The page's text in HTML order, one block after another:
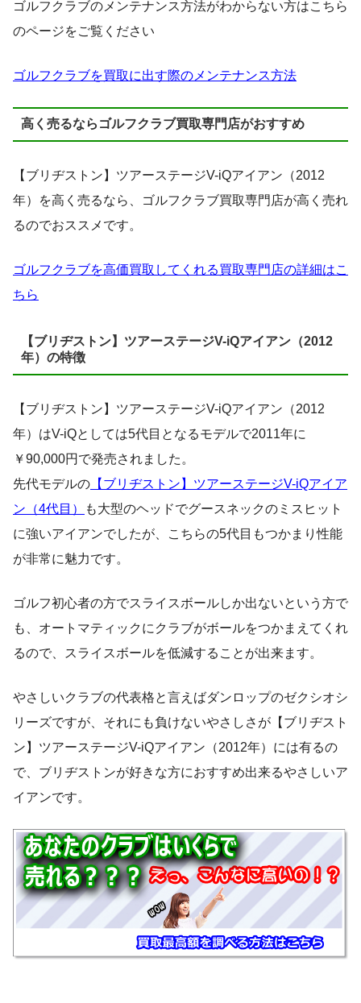
ゴルフクラブのメンテナンス方法がわからない方はこちら
のページをご覧ください
ゴルフクラブを買取に出す際のメンテナンス方法
高く売るならゴルフクラブ買取専門店がおすすめ
【ブリヂストン】ツアーステージV-iQアイアン（2012
年）を高く売るなら、ゴルフクラブ買取専門店が高く売れ
るのでおススメです。
ゴルフクラブを高価買取してくれる買取専門店の詳細はこ
ちら
【ブリヂストン】ツアーステージV-iQアイアン（2012
年）の特徴
【ブリヂストン】ツアーステージV-iQアイアン（2012
年）はV-iQとしては5代目となるモデルで2011年に
￥90,000円で発売されました。
先代モデルの 【ブリヂストン】ツアーステージV-iQアイア
ン（4代目）
も大型のヘッドでグースネックのミスヒット
に強いアイアンでしたが、こちらの5代目もつかまり性能
が非常に魅力です。
ゴルフ初心者の方でスライスボールしか出ないという方で
も、オートマティックにクラブがボールをつかまえてくれ
るので、スライスボールを低減することが出来ます。
やさしいクラブの代表格と言えばダンロップのゼクシオシ
リーズですが、それにも負けないやさしさが【ブリヂスト
ン】ツアーステージV-iQアイアン（2012年）には有るの
で、ブリヂストンが好きな方におすすめ出来るやさしいア
イアンです。